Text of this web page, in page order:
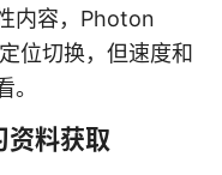
内容，Photon
位切换，但速度和
资料获取